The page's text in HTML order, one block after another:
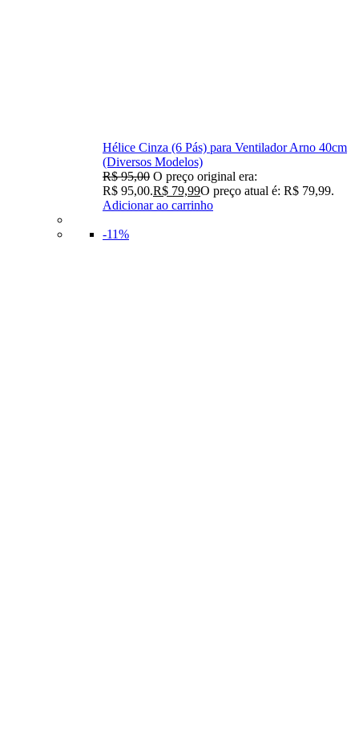
Hélice Cinza (6 Pás) para Ventilador Arno 40cm
(Diversos Modelos)
R$95,00 O preço original era:
R$ 95,00.R$ 79,99O preço atual é: R$ 79,99.
Adicionar ao carrinho
-11%